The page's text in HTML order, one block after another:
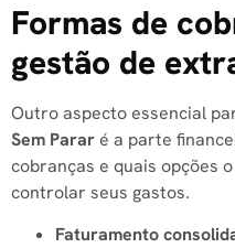
Formas de
gestão de
Outro aspecto essencial
Sem Pararé a parte
cobranças e quais opções
controlar seus gastos.
Faturamento